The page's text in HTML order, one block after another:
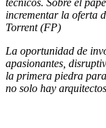
incrementar la oferta
Torrent (FP)
La oportunidad de
apasionantes,
la primera piedra
no solo hay